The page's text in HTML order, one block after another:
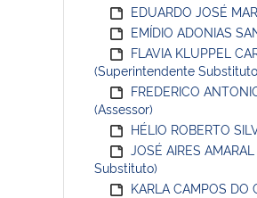
EDUARDO JOSÉ
EMÍDIO ADONIAS
FLAVIA KLUPPEL
(Superintendente
FREDERICO
(Assessor)
HÉLIO ROBERTO
JOSÉ AIRES
Substituto)
KARLA CAMPOS DO